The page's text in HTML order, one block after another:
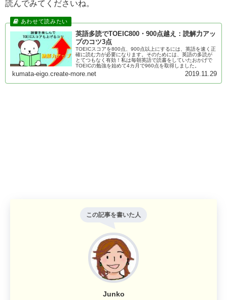
読んでみてくださいね。
英語多読でTOEIC800・900点越え：読解力アッ
プのコツ3点
TOEICスコアを800点、900点以上にするには、英語を速く正
確に読む力が必要になります。そのためには、英語の多読が
とてつもなく有効！私は毎朝英語で読書をしていたおかげで
TOEICの勉強を始めて4カ月で960点を取得しました。
kumata-eigo.create-more.net 2019.11.29
この記事を書いた人
Junko